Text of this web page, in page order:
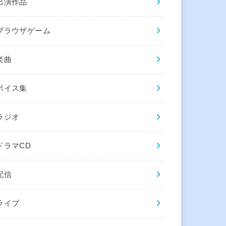
演作品
ラウザゲーム
曲
イス集
ジオ
ラマCD
信
イブ